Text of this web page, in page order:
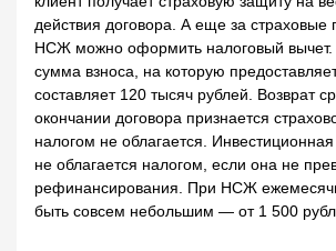
действия договора. А еще за
НСЖ можно оформить налоговый
сумма взноса, на которую
составляет 120 тысяч рублей. Возврат
окончании договора признается
налогом не облагается.
не облагается налогом, если она не
рефинансирования. При НСЖ
быть совсем небольшим — от 1 500